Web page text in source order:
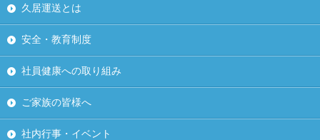
久居運送とは
安全・教育制度
社員健康への取り組み
ご家族の皆様へ
社内行事・イベント